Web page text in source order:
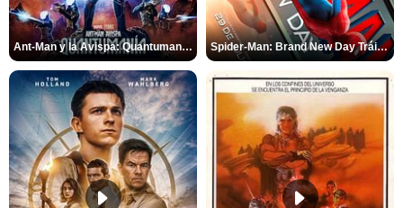
Ant-Man y la Avispa: Quantumanía Tráiler (2) Spider-Man: Brand New Day Tráiler (3)